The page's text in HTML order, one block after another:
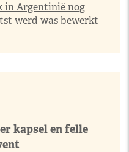
in Argentinië nog
werd was bewerkt
kapsel en felle